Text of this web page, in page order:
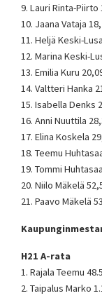
9. Lauri Rinta-Piirto
10. Jaana Vataja
11. Heljä Keski-
12. Marina Keski-
13. Emilia Kuru
14. Valtteri Hanka
15. Isabella Denks
16. Anni Nuuttila
17. Elina Koskela
18. Teemu
19. Tommi
20. Niilo Mäkelä
21. Paavo Mäkelä
H21 A-rata
1. Rajala Teemu
2. Taipalus Marko